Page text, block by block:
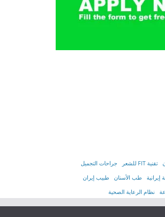
تقنية FIT للشعر
جراحات التجميل
طب الأسنان
طبيب إيران
نظام الرعاية الصحية